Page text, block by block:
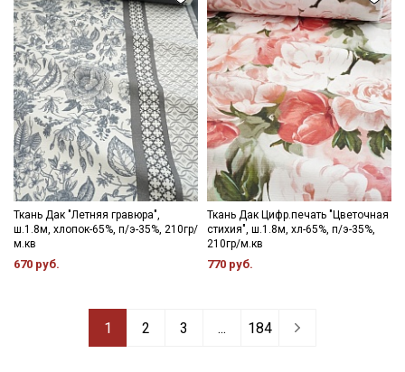
Ткань Дак "Летняя гравюра",
ш.1.8м, хлопок-65%, п/э-35%, 210гр/
м.кв
670 руб.
Ткань Дак Цифр.печать "Цветочная
стихия", ш.1.8м, хл-65%, п/э-35%,
210гр/м.кв
770 руб.
1 2 3 ... 184